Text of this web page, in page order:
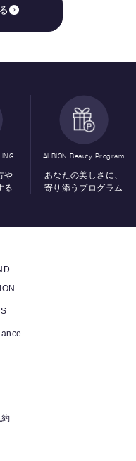
や
る
ALBION Beauty Program
あなたの美しさに、
寄り添うプログラム